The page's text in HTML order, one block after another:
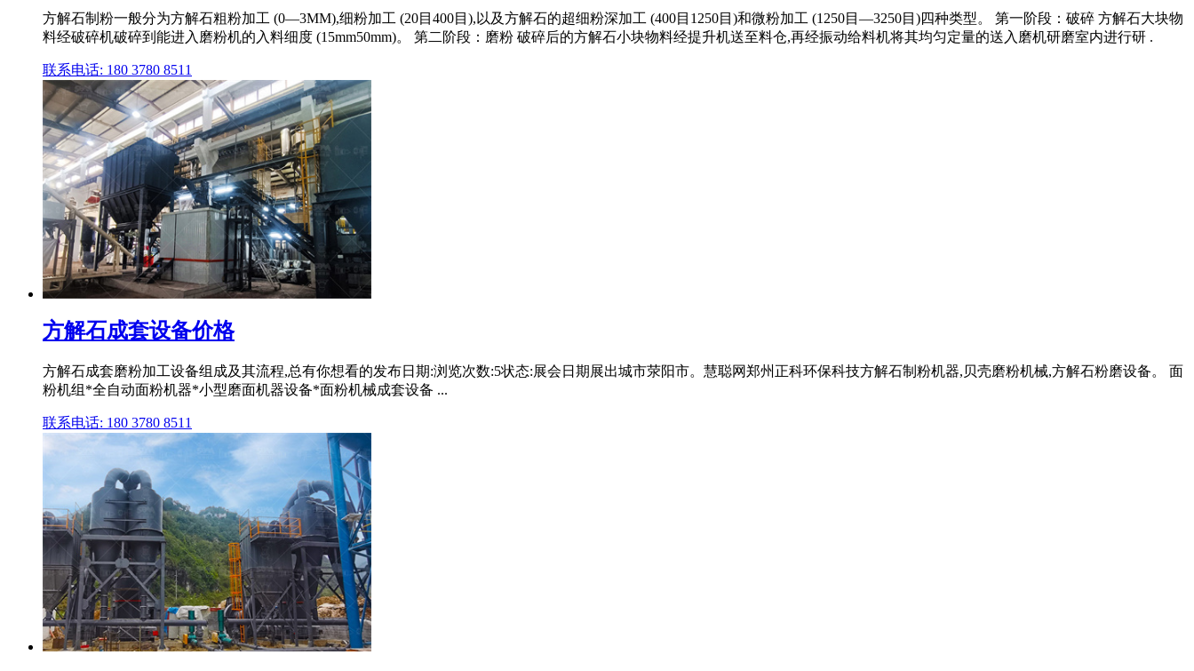
方解石制粉一般分为方解石粗粉加工 (0―3MM),细粉加工 (20目400目),以及方解石的超细粉深加工 (400目1250目)和微粉加工 (1250目―3250目)四种类型。 第一阶段：破碎 方解石大块物
料经破碎机破碎到能进入磨粉机的入料细度 (15mm50mm)。 第二阶段：磨粉 破碎后的方解石小块物料经提升机送至料仓,再经振动给料机将其均匀定量的送入磨机研磨室内进行研 .
联系电话: 180 3780 8511
方解石成套设备价格
方解石成套磨粉加工设备组成及其流程,总有你想看的发布日期:浏览次数:5状态:展会日期展出城市荥阳市。慧聪网郑州正科环保科技方解石制粉机器,贝壳磨粉机械,方解石粉磨设备。 面
粉机组*全自动面粉机器*小型磨面机器设备*面粉机械成套设备 ...
联系电话: 180 3780 8511